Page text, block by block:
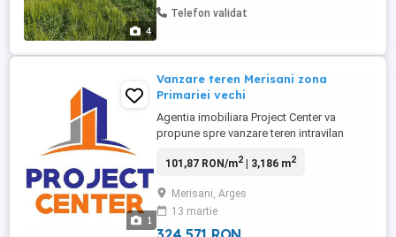
4
este omologat apicol (zero taxe), fiind
Telefon validat
1
Vanzare teren Merisani zona
Primariei vechi
Agentia imobiliara Project Center va
propune spre vanzare teren intravilan
vechi, in suprafata totala de 3186 mp cu o
pitoreasca, in imediata apropiere a
padurii. Urmatoarele utilitati - apa, curent,
gaz. Vizionarile la ...
101,87 RON/m2| 3,186 m2
Merisani, Arges
13 martie